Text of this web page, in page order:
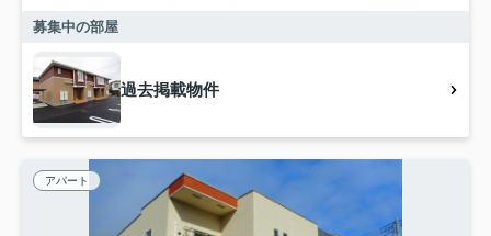
募集中の部屋
過去掲載物件
アパート